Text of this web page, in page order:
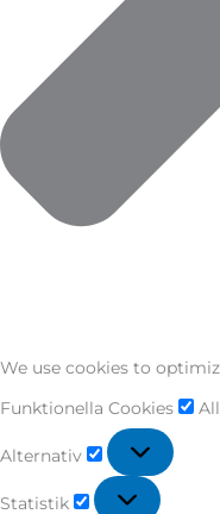
We use cookies to
Funktionella Cookies
Alternativ
Statistik